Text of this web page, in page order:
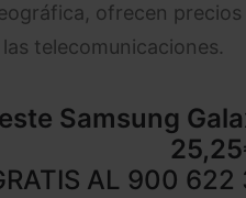
ofrecen
telecomunicaciones.
Samsung
AL 900 622